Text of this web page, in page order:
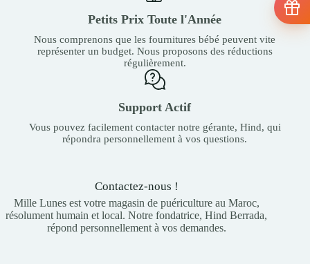
Petits Prix Toute l'Année
Nous comprenons que les fournitures bébé peuvent vite
représenter un budget. Nous proposons des réductions
régulièrement.
Support Actif
Vous pouvez facilement contacter notre gérante, Hind, qui
répondra personnellement à vos questions.
Contactez-nous !
Mille Lunes est votre magasin de puériculture au Maroc,
résolument humain et local. Notre fondatrice, Hind Berrada,
répond personnellement à vos demandes.